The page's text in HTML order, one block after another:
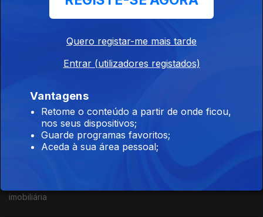
14 mai. 2026
Ep. 75
13 mai. 2026
Prazos do contrato de mediação imobiliária
Consultório Jurídico
imobiliária
Quero registar-me mais tarde
Entrar (utilizadores registados)
Vantagens
Retome o conteúdo a partir de onde ficou,
nos seus dispositivos;
Guarde programas favoritos;
Aceda à sua área pessoal;